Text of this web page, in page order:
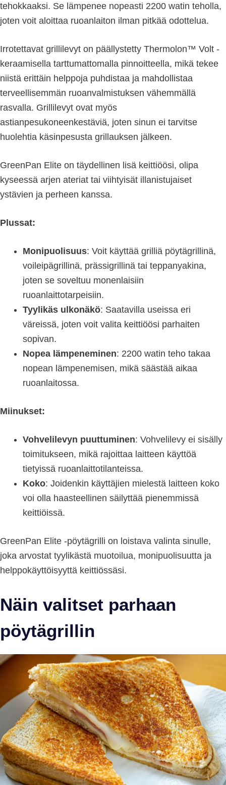
tehokkaaksi. Se lämpenee nopeasti 2200 watin teholla,
joten voit aloittaa ruoanlaiton ilman pitkää odottelua.
Irrotettavat grillilevyt on päällystetty Thermolon™ Volt -
keraamisella tarttumattomalla pinnoitteella, mikä tekee
niistä erittäin helppoja puhdistaa ja mahdollistaa
terveellisemmän ruoanvalmistuksen vähemmällä
rasvalla. Grillilevyt ovat myös
astianpesukoneenkestäviä, joten sinun ei tarvitse
huolehtia käsinpesusta grillauksen jälkeen.
GreenPan Elite on täydellinen lisä keittiöösi, olipa
kyseessä arjen ateriat tai viihtyisät illanistujaiset
ystävien ja perheen kanssa.
Plussat:
Monipuolisuus: Voit käyttää grilliä pöytägrillinä,
voileipägrillinä, prässigrillinä tai teppanyakina,
joten se soveltuu monenlaisiin
ruoanlaittotarpeisiin.
Tyylikäs ulkonäkö: Saatavilla useissa eri
väreissä, joten voit valita keittiöösi parhaiten
sopivan.
Nopea lämpeneminen: 2200 watin teho takaa
nopean lämpenemisen, mikä säästää aikaa
ruoanlaitossa.
Miinukset:
Vohvelilevyn puuttuminen: Vohvelilevy ei sisälly
toimitukseen, mikä rajoittaa laitteen käyttöä
tietyissä ruoanlaittotilanteissa.
Koko: Joidenkin käyttäjien mielestä laitteen koko
voi olla haasteellinen säilyttää pienemmissä
keittiöissä.
GreenPan Elite -pöytägrilli on loistava valinta sinulle,
joka arvostat tyylikästä muotoilua, monipuolisuutta ja
helppokäyttöisyyttä keittiössäsi.
Näin valitset parhaan
pöytägrillin